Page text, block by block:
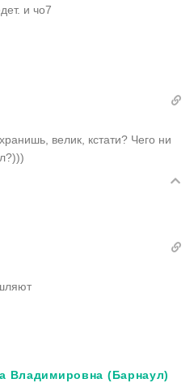
и чо7
велик, кстати? Чего ни
Владимировна (Барнаул)